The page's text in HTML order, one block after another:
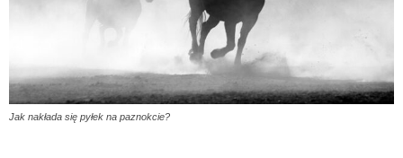
Jak nakłada się pyłek na paznokcie?